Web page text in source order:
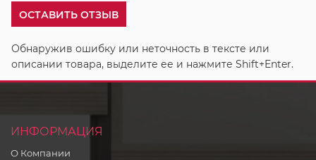
ОСТАВИТЬ ОТЗЫВ
Обнаружив ошибку или неточность в тексте или
описании товара, выделите ее и нажмите Shift+Enter.
ИНФОРМАЦИЯ
О Компании